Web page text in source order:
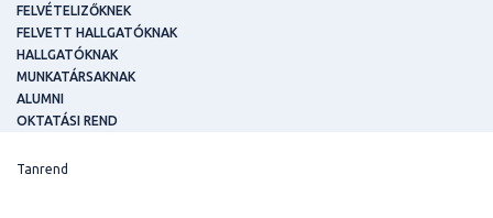
FELVÉTELIZŐKNEK
FELVETT HALLGATÓKNAK
HALLGATÓKNAK
MUNKATÁRSAKNAK
ALUMNI
OKTATÁSI REND
Tanrend